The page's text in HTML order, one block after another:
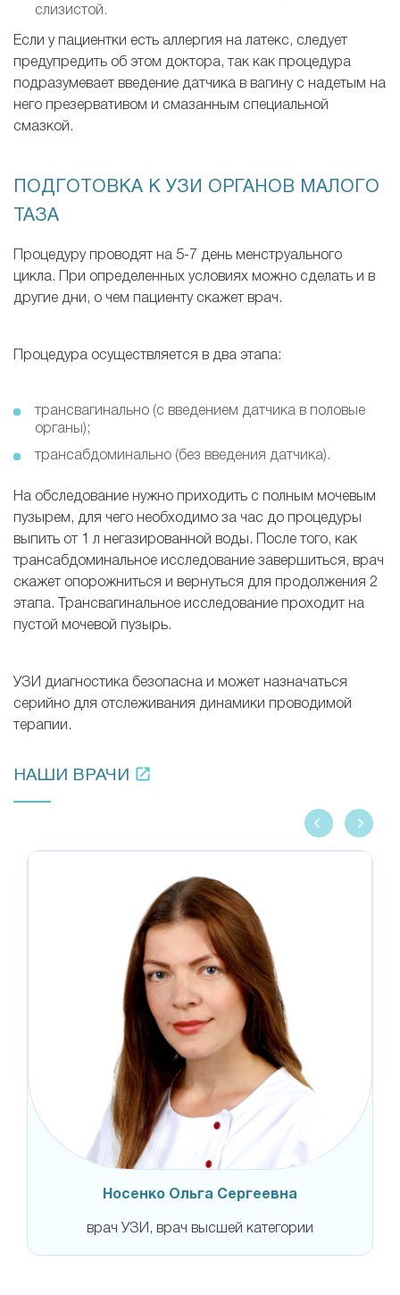
слизистой.
Если у пациентки есть аллергия на латекс, следует
предупредить об этом доктора, так как процедура
подразумевает введение датчика в вагину с надетым на
него презервативом и смазанным специальной
смазкой.
ПОДГОТОВКА К УЗИ ОРГАНОВ МАЛОГО
ТАЗА
Процедуру проводят на 5-7 день менструального
цикла. При определенных условиях можно сделать и в
другие дни, о чем пациенту скажет врач.
Процедура осуществляется в два этапа:
трансвагинально (с введением датчика в половые
органы);
трансабдоминально (без введения датчика).
На обследование нужно приходить с полным мочевым
пузырем, для чего необходимо за час до процедуры
выпить от 1 л негазированной воды. После того, как
трансабдоминальное исследование завершиться, врач
скажет опорожниться и вернуться для продолжения 2
этапа. Трансвагинальное исследование проходит на
пустой мочевой пузырь.
УЗИ диагностика безопасна и может назначаться
серийно для отслеживания динамики проводимой
терапии.
НАШИ ВРАЧИ
Носенко Ольга Сергеевна
врач УЗИ, врач высшей категории